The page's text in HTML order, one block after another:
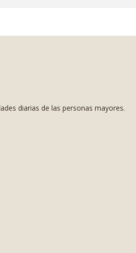
diarias de las personas mayores.